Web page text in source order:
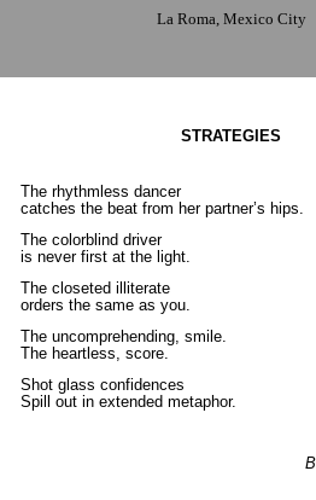
La Roma, Mexico City
STRATEGIES
The rhythmless dancer
catches the beat from her partner’s hips.
The colorblind driver
is never first at the light.
The closeted illiterate
orders the same as you.
The uncomprehending, smile.
The heartless, score.
Shot glass confidences
Spill out in extended metaphor.